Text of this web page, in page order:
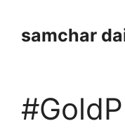
contentsamchar